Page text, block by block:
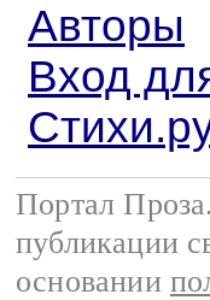
Авторы
Вход
Портал
публикации
основании